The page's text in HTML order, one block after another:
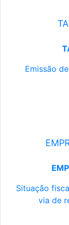
Emissão
Situação
via de